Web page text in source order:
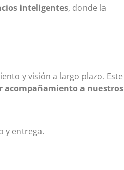
inteligentes, donde la
y visión a largo plazo. Este
acompañamiento a nuestros
y entrega.